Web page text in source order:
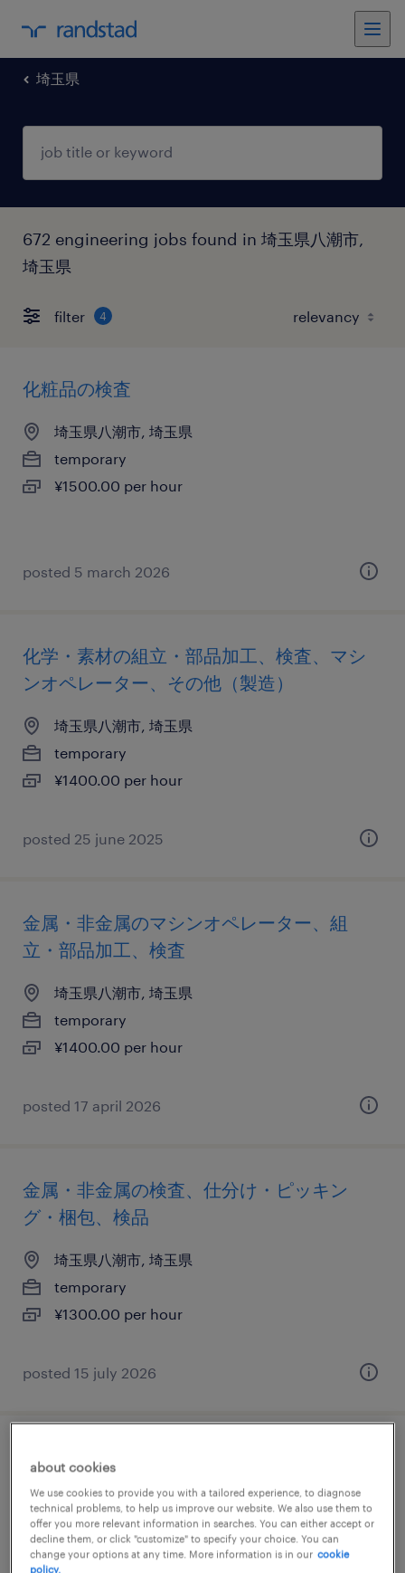
埼玉県
672 engineering jobs found in 埼玉県八潮市,
埼玉県
filter 4
化粧品の検査
埼玉県八潮市, 埼玉県
temporary
¥1500.00 per hour
posted 5 march 2026
化学・素材の組立・部品加工、検査、マシ
ンオペレーター、その他（製造）
埼玉県八潮市, 埼玉県
temporary
¥1400.00 per hour
posted 25 june 2025
金属・非金属のマシンオペレーター、組
立・部品加工、検査
埼玉県八潮市, 埼玉県
temporary
¥1400.00 per hour
posted 17 april 2026
金属・非金属の検査、仕分け・ピッキン
グ・梱包、検品
埼玉県八潮市, 埼玉県
temporary
¥1300.00 per hour
posted 15 july 2026
化粧品の検査
埼玉県八潮市, 埼玉県
temporary
¥1500.00 per hour
about cookies
We use cookies to provide you with a tailored experience, to diagnose
technical problems, to help us improve our website. We also use them to
offer you more relevant information in searches. You can either accept or
decline them, or click "customize" to specify your choice. You can
change your options at any time. More information is in our cookie
policy.